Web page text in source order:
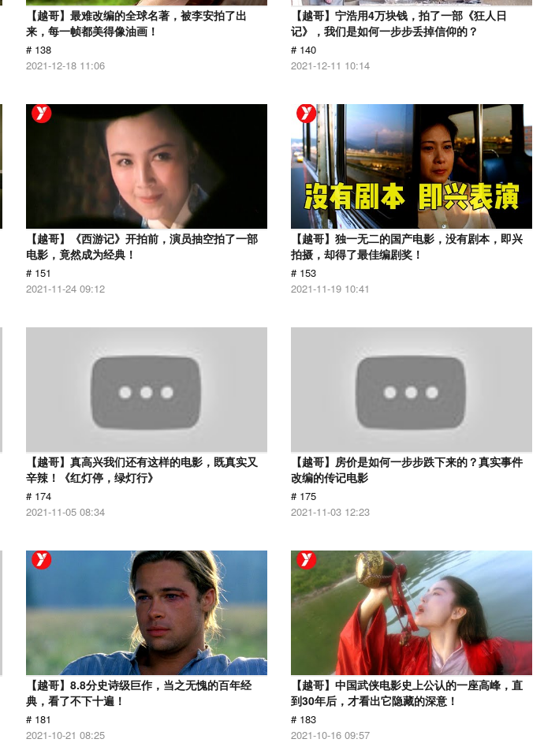
【越哥】最难改编的全球名著，被李安拍了出
来，每一帧都美得像油画！
# 138
2021-12-18 11:06
【越哥】宁浩用4万块钱，拍了一部《狂人日
记》，我们是如何一步步丢掉信仰的？
# 140
2021-12-11 10:14
【越哥】《西游记》开拍前，演员抽空拍了一部
电影，竟然成为经典！
# 151
2021-11-24 09:12
【越哥】独一无二的国产电影，没有剧本，即兴
拍摄，却得了最佳编剧奖！
# 153
2021-11-19 10:41
【越哥】真高兴我们还有这样的电影，既真实又
辛辣！《红灯停，绿灯行》
# 174
2021-11-05 08:34
【越哥】房价是如何一步步跌下来的？真实事件
改编的传记电影
# 175
2021-11-03 12:23
【越哥】8.8分史诗级巨作，当之无愧的百年经
典，看了不下十遍！
# 181
2021-10-21 08:25
【越哥】中国武侠电影史上公认的一座高峰，直
到30年后，才看出它隐藏的深意！
# 183
2021-10-16 09:57